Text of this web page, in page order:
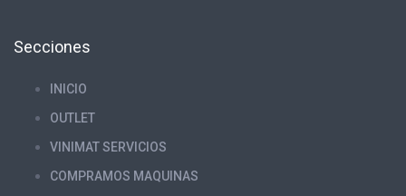
Secciones
INICIO
OUTLET
VINIMAT SERVICIOS
COMPRAMOS MAQUINAS